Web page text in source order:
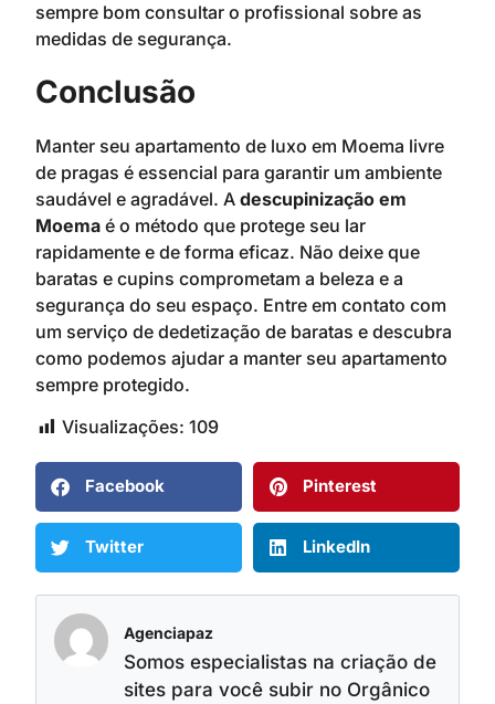
sempre bom consultar o profissional sobre as
medidas de segurança.
Conclusão
Manter seu apartamento de luxo em Moema livre
de pragas é essencial para garantir um ambiente
saudável e agradável. A descupinização em
Moema é o método que protege seu lar
rapidamente e de forma eficaz. Não deixe que
baratas e cupins comprometam a beleza e a
segurança do seu espaço. Entre em contato com
um serviço de dedetização de baratas e descubra
como podemos ajudar a manter seu apartamento
sempre protegido.
Visualizações: 109
Facebook Pinterest
Twitter LinkedIn
Agenciapaz
Somos especialistas na criação de
sites para você subir no Orgânico